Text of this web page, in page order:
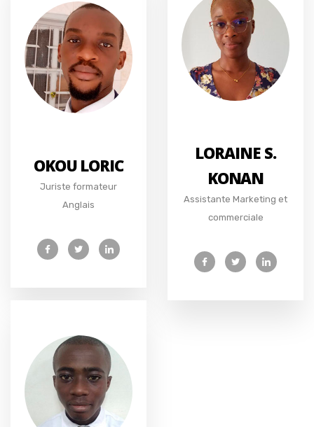
OKOU LORIC
Juriste formateur
Anglais
LORAINE S.
KONAN
Assistante Marketing et
commerciale